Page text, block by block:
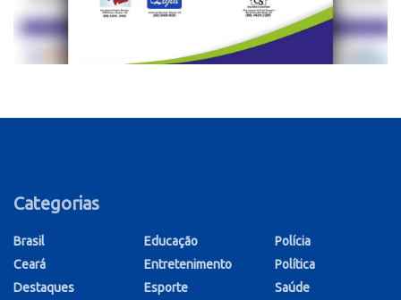
Categorias
Brasil
Ceará
Destaques
Educação
Entretenimento
Esporte
Polícia
Política
Saúde